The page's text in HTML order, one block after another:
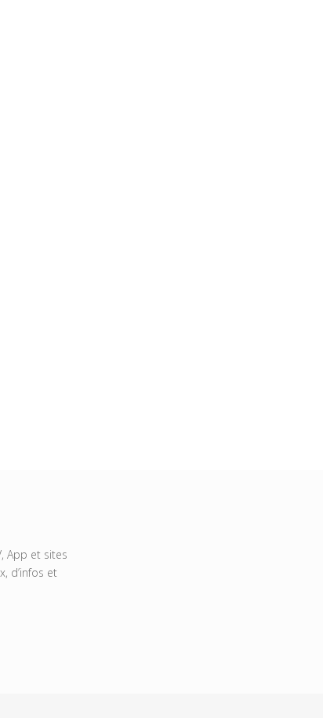
App et sites
d’infos et